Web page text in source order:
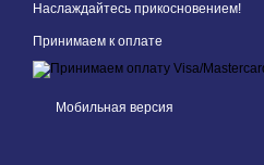
Наслаждайтесь прикосновением!
Принимаем к оплате
Мобильная версия